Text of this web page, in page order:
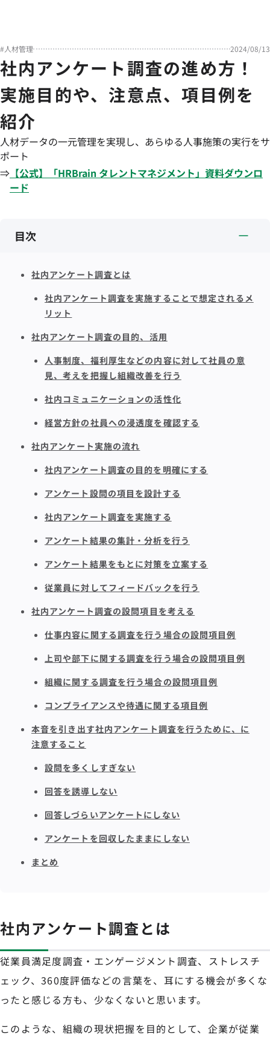
#人材管理 2024/08/13
社内アンケート調査の進め方！
実施目的や、注意点、項目例を
紹介
人材データの一元管理を実現し、あらゆる人事施策の実行をサ
ポート
⇒ 【公式】「HRBrain タレントマネジメント」資料ダウンロ
ード
目次
社内アンケート調査とは
社内アンケート調査を実施することで想定されるメ
リット
社内アンケート調査の目的、活用
人事制度、福利厚生などの内容に対して社員の意
見、考えを把握し組織改善を行う
社内コミュニケーションの活性化
経営方針の社員への浸透度を確認する
社内アンケート実施の流れ
社内アンケート調査の目的を明確にする
アンケート設問の項目を設計する
社内アンケート調査を実施する
アンケート結果の集計・分析を行う
アンケート結果をもとに対策を立案する
従業員に対してフィードバックを行う
社内アンケート調査の設問項目を考える
仕事内容に関する調査を行う場合の設問項目例
上司や部下に関する調査を行う場合の設問項目例
組織に関する調査を行う場合の設問項目例
コンプライアンスや待遇に関する項目例
本音を引き出す社内アンケート調査を行うために、に
注意すること
設問を多くしすぎない
回答を誘導しない
回答しづらいアンケートにしない
アンケートを回収したままにしない
まとめ
社内アンケート調査とは
従業員満足度調査・エンゲージメント調査、ストレスチ
ェック、360度評価などの言葉を、耳にする機会が多くな
ったと感じる方も、少なくないと思います。
このような、組織の現状把握を目的として、企業が従業